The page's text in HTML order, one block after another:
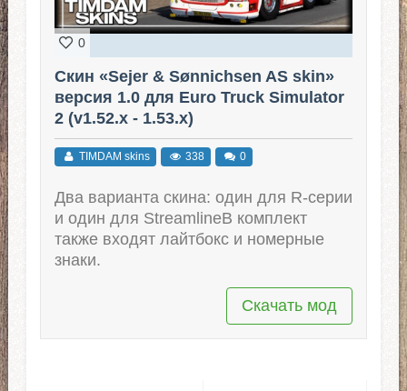
0
Скин «Sejer & Sønnichsen AS skin»
версия 1.0 для Euro Truck Simulator
2 (v1.52.x - 1.53.x)
TIMDAM skins 338 0
Два варианта скина: один для R-серии
и один для StreamlineВ комплект
также входят лайтбокс и номерные
знаки.
Скачать мод